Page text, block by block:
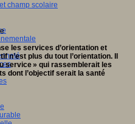
champ scolaire
les services d’orientation et
plus du tout l’orientation. Il
service » qui rassemblerait les
dont l’objectif serait la santé